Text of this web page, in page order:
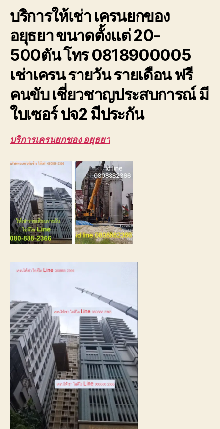
ยก
งาน
บางปะอิน
ประกัน
ปจ2
ระบบ
เซฟตี้100%
บริการให้เช่า เครนยกของ
อยุธยา ขนาดตั้งแต่ 20-
500ตัน โทร 0818900005
เช่าเครน รายวัน รายเดือน ฟรี
คนขับ เชี่ยวชาญประสบการณ์ มี
ใบเซอร์ ปจ2 มีประกัน
บริการเครนยกของ อยุธยา